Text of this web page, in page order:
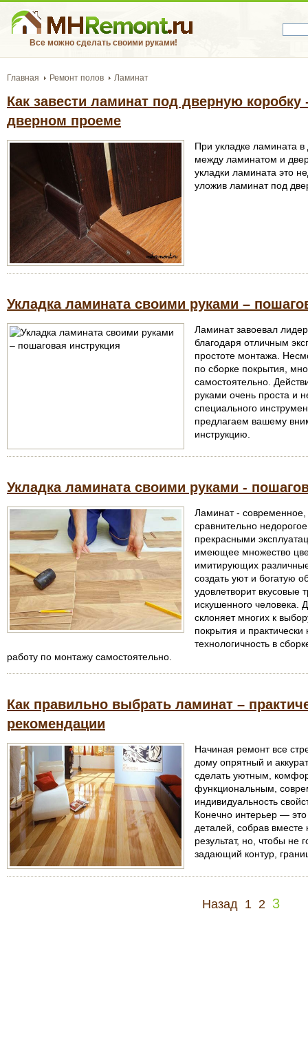
Все можно сделать своими руками!
Главная Ремонт полов Ламинат
Как завести ламинат под дверную коробку
дверном проеме
При укладке ламината
между ламинатом и
укладки ламината это
уложив ламинат под
Укладка ламината своими руками –
Ламинат завоевал
благодаря отличным
простоте монтажа.
по сборке покрытия,
самостоятельно.
руками очень проста и
специального
предлагаем вашему
инструкцию.
Укладка ламината своими руками -
Ламинат - современное,
сравнительно
прекрасными
имеющее множество
имитирующих
создать уют и богатую
удовлетворит вкусовые
искушенного человека.
склоняет многих к
покрытия и
технологичность в
работу по монтажу самостоятельно.
Как правильно выбрать ламинат –
рекомендации
Начиная ремонт все
дому опрятный и
сделать уютным,
функциональным,
индивидуальность
Конечно интерьер —
деталей, собрав
результат, но, чтобы не
задающий контур,
Назад 1 2 3